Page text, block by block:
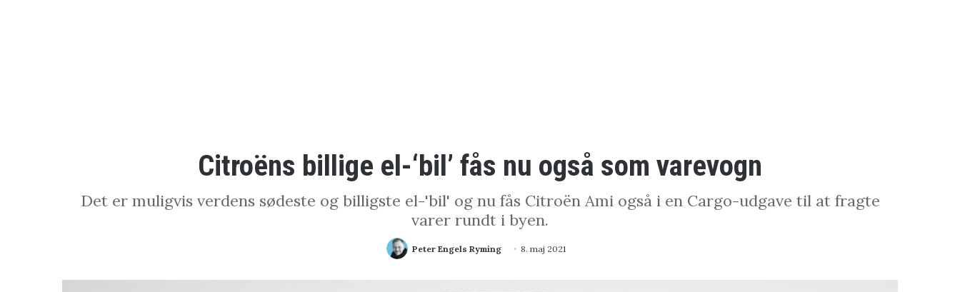
Citroëns billige el-‘bil’ fås nu også som varevogn
Det er muligvis verdens sødeste og billigste el-'bil' og nu fås Citroën Ami også i en Cargo-udgave til at fragte
varer rundt i byen.
Peter Engels Ryming 8. maj 2021